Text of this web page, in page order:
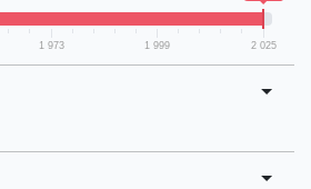
1 973 1 999 2 025